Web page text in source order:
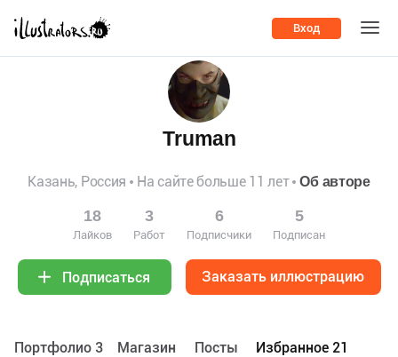
Вход
Truman
Казань, Россия На сайте больше 11 лет Об авторе
18
Лайков
3
Работ
6
Подписчики
5
Подписан
Подписаться Заказать иллюстрацию
Портфолио 3 Maгазин Посты Избранное 21